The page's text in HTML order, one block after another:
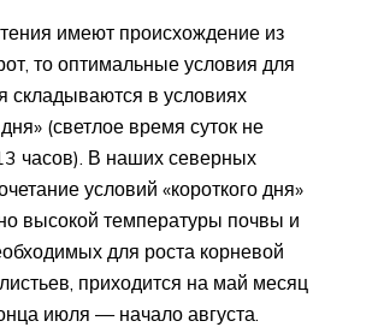
имеют происхождение из
то оптимальные условия для
складываются в условиях
дня» (светлое время суток не
часов). В наших северных
условий «короткого дня»
высокой температуры почвы и
для роста корневой
приходится на май месяц
июля — начало августа.